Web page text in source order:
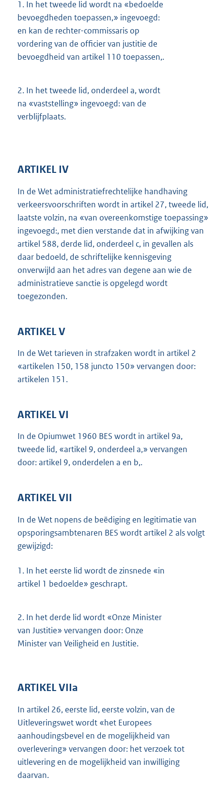
1. In het tweede lid wordt na «bedoelde
bevoegdheden toepassen,» ingevoegd:
en kan de rechter-commissaris op
vordering van de officier van justitie de
bevoegdheid van artikel 110 toepassen,.
2. In het tweede lid, onderdeel a, wordt
na «vaststelling» ingevoegd: van de
verblijfplaats.
ARTIKEL IV
In de Wet administratiefrechtelijke handhaving
verkeersvoorschriften wordt in artikel 27, tweede lid,
laatste volzin, na «van overeenkomstige toepassing»
ingevoegd:, met dien verstande dat in afwijking van
artikel 588, derde lid, onderdeel c, in gevallen als
daar bedoeld, de schriftelijke kennisgeving
onverwijld aan het adres van degene aan wie de
administratieve sanctie is opgelegd wordt
toegezonden.
ARTIKEL V
In de Wet tarieven in strafzaken wordt in artikel 2
«artikelen 150, 158 juncto 150» vervangen door:
artikelen 151.
ARTIKEL VI
In de Opiumwet 1960 BES wordt in artikel 9a,
tweede lid, «artikel 9, onderdeel a,» vervangen
door: artikel 9, onderdelen a en b,.
ARTIKEL VII
In de Wet nopens de beëdiging en legitimatie van
opsporingsambtenaren BES wordt artikel 2 als volgt
gewijzigd:
1. In het eerste lid wordt de zinsnede «in
artikel 1 bedoelde» geschrapt.
2. In het derde lid wordt «Onze Minister
van Justitie» vervangen door: Onze
Minister van Veiligheid en Justitie.
ARTIKEL VIIa
In artikel 26, eerste lid, eerste volzin, van de
Uitleveringswet wordt «het Europees
aanhoudingsbevel en de mogelijkheid van
overlevering» vervangen door: het verzoek tot
uitlevering en de mogelijkheid van inwilliging
daarvan.